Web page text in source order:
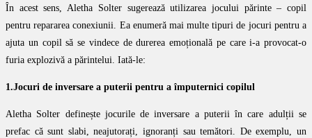
În acest sens, Aletha Solter sugerează utilizarea jocului părinte – copil
pentru repararea conexiunii. Ea enumeră mai multe tipuri de jocuri pentru a
ajuta un copil să se vindece de durerea emoțională pe care i-a provocat-o
furia explozivă a părintelui. Iată-le:
1.Jocuri de inversare a puterii pentru a împuternici copilul
Aletha Solter definește jocurile de inversare a puterii în care adulții se
prefac că sunt slabi, neajutorați, ignoranți sau temători. De exemplu, un